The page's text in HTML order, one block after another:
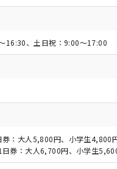
16:30、土日祝：9:00～17:00
券：大人5,800円、小学生4,800
日券：大人6,700円、小学生